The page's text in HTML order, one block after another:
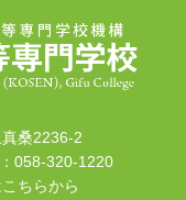
桑2236-2
058-320-1220
ちらから